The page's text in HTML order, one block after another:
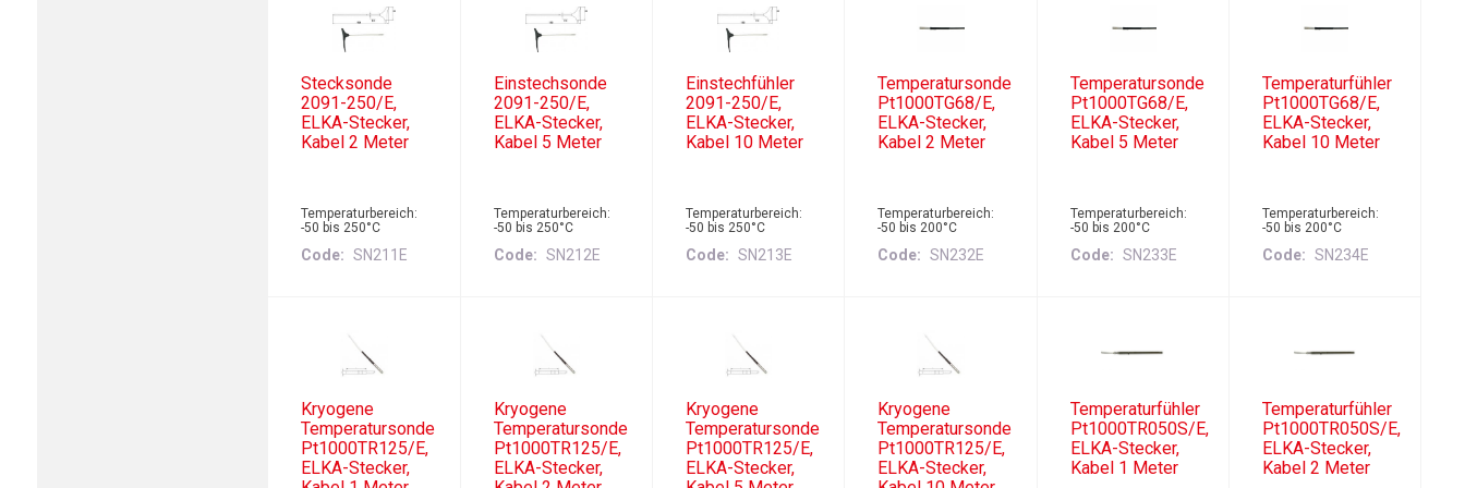
Stecksonde
2091-250/E,
ELKA-Stecker,
Kabel 2 Meter
Temperaturbereich:
-50 bis 250°C
Code SN211E
Einstechsonde
2091-250/E,
ELKA-Stecker,
Kabel 5 Meter
Temperaturbereich:
-50 bis 250°C
Code SN212E
Einstechfühler
2091-250/E,
ELKA-Stecker,
Kabel 10 Meter
Temperaturbereich:
-50 bis 250°C
Code SN213E
Temperatursonde
Pt1000TG68/E,
ELKA-Stecker,
Kabel 2 Meter
Temperaturbereich:
-50 bis 200°C
Code SN232E
Temperatursonde
Pt1000TG68/E,
ELKA-Stecker,
Kabel 5 Meter
Temperaturbereich:
-50 bis 200°C
Code SN233E
Temperaturfühler
Pt1000TG68/E,
ELKA-Stecker,
Kabel 10 Meter
Temperaturbereich:
-50 bis 200°C
Code SN234E
Kryogene
Temperatursonde
Pt1000TR125/E,
ELKA-Stecker,
Kryogene
Temperatursonde
Pt1000TR125/E,
ELKA-Stecker,
Kryogene
Temperatursonde
Pt1000TR125/E,
ELKA-Stecker,
Kryogene
Temperatursonde
Pt1000TR125/E,
ELKA-Stecker,
Temperaturfühler
Pt1000TR050S/E,
ELKA-Stecker,
Kabel 1 Meter
Temperaturfühler
Pt1000TR050S/E,
ELKA-Stecker,
Kabel 2 Meter